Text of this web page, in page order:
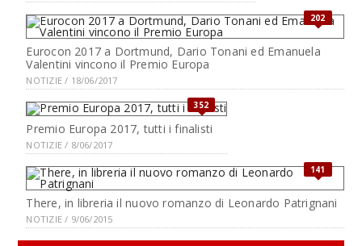
202
Eurocon 2017 a Dortmund, Dario Tonani ed Emanuela
Valentini vincono il Premio Europa
NOTIZIE / 18/06/2017
352
Premio Europa 2017, tutti i finalisti
NOTIZIE / 8/06/2017
141
There, in libreria il nuovo romanzo di Leonardo Patrignani
NOTIZIE / 9/06/2015